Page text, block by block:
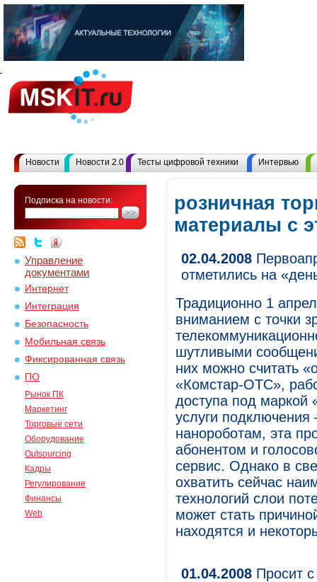
Новости Новости 2.0 Тесты цифровой техники Интервью
Подписка на новости:
Управление
документами
Интернет
Интеграция
Безопасность
Мобильная связь
Фиксированная связь
ПО
Рынок ПК
Маркетинг
Торговые сети
Оборудование
Outsourcing
Кадры
Регулирование
Финансы
Web
розничная
материалы с
02.04.2008
отметились на
Традиционно 1
вниманием с точки
шутливыми
них можно считать
«Комстар-ОТС»,
доступа под маркой
услуги
нанороботам, эта
абонентом и
сервис. Однако в
охватить сейчас
технологий слои
может стать
находятся и
01.04.2008 Просит